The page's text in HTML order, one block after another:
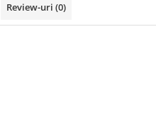
Review-uri (0)